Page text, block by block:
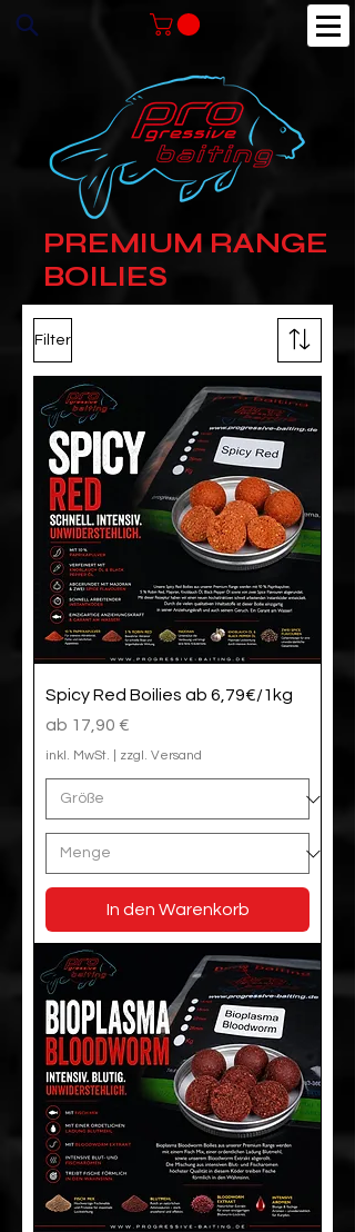
PREMIUM RANGE
BOILIES
Filter
Spicy Red Boilies ab 6,79€/1kg
ab 17,90 €
Sale-Preis
inkl. MwSt. zzgl. Versand
In den Warenkorb